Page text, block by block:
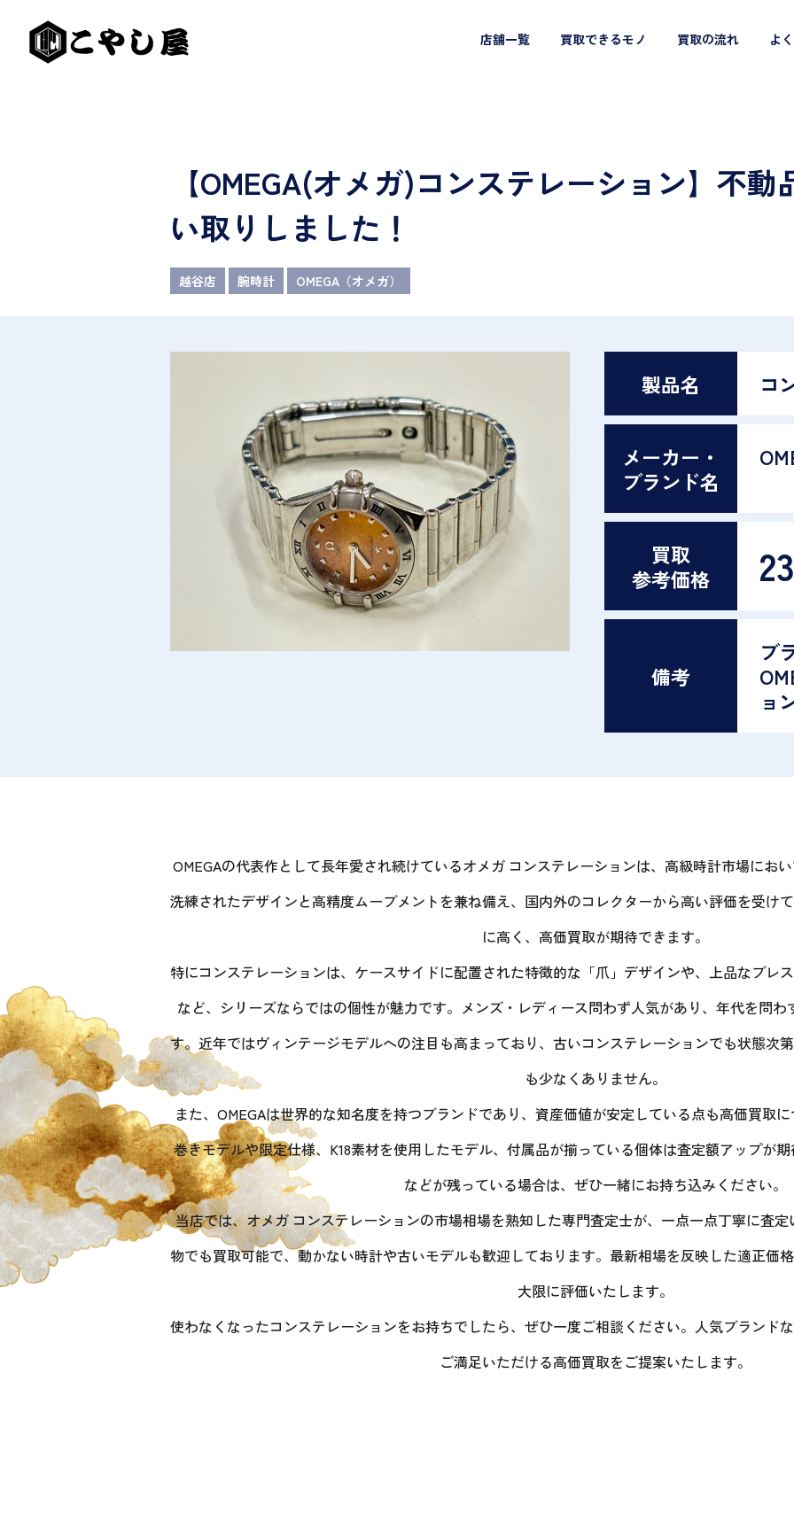
店舗一覧 買取できるモノ 買取の流れ よ
【OMEGA(オメガ)コンステレーション】不
い取りしました！
越谷店 腕時計 OMEGA（オメガ）
製品名 コ
メーカー・
ブランド名
買取
参考価格
備考
ブ
OMEGAの代表作として長年愛され続けているオメガ コンステレーションは、高級時計市場にお
洗練されたデザインと高精度ムーブメントを兼ね備え、国内外のコレクターから高い評価を受け
に高く、高価買取が期待できます。
特にコンステレーションは、ケースサイドに配置された特徴的な「爪」デザインや、上品なブレ
など、シリーズならではの個性が魅力です。メンズ・レディース問わず人気があり、年代を問
す。近年ではヴィンテージモデルへの注目も高まっており、古いコンステレーションでも状態次
も少なくありません。
また、OMEGAは世界的な知名度を持つブランドであり、資産価値が安定している点も高価買取
巻きモデルや限定仕様、K18素材を使用したモデル、付属品が揃っている個体は査定額アップが
などが残っている場合は、ぜひ一緒にお持ち込みください。
当店では、オメガ コンステレーションの市場相場を熟知した専門査定士が、一点一点丁寧に査
物でも買取可能で、動かない時計や古いモデルも歓迎しております。最新相場を反映した適正価
大限に評価いたします。
使わなくなったコンステレーションをお持ちでしたら、ぜひ一度ご相談ください。人気ブランド
ご満足いただける高価買取をご提案いたします。